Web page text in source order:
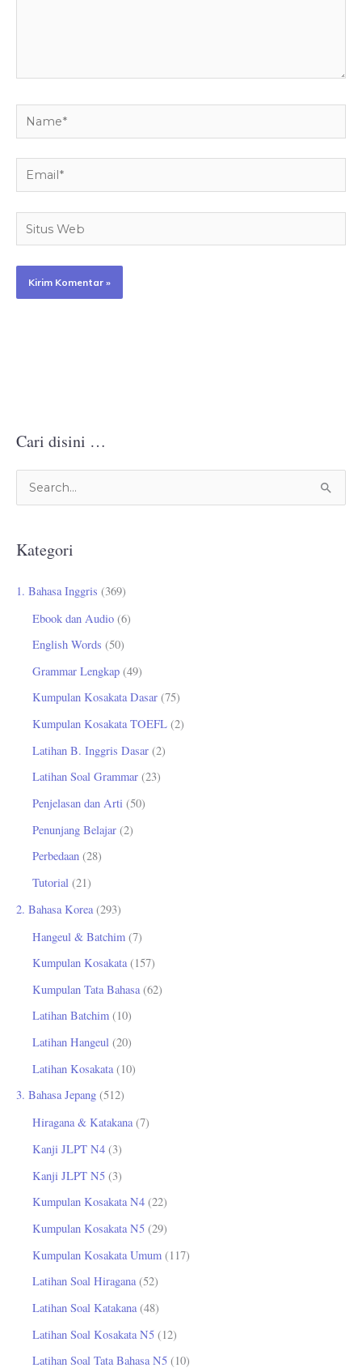
Name*
Email*
Situs
Web
Cari disini …
i
u
Kategori
1. Bahasa Inggris (369)
Ebook dan Audio (6)
English Words (50)
Grammar Lengkap (49)
Kumpulan Kosakata Dasar (75)
Kumpulan Kosakata TOEFL (2)
Latihan B. Inggris Dasar (2)
Latihan Soal Grammar (23)
Penjelasan dan Arti (50)
Penunjang Belajar (2)
Perbedaan (28)
Tutorial (21)
2. Bahasa Korea (293)
Hangeul & Batchim (7)
Kumpulan Kosakata(157)
Kumpulan Tata Bahasa(62)
Latihan Batchim (10)
Latihan Hangeul (20)
Latihan Kosakata (10)
3. Bahasa Jepang (512)
Hiragana & Katakana(7)
Kanji JLPT N4 (3)
Kanji JLPT N5 (3)
Kumpulan Kosakata N4 (22)
Kumpulan Kosakata N5 (29)
Kumpulan Kosakata Umum (117)
Latihan Soal Hiragana(52)
Latihan Soal Katakana(48)
Latihan Soal Kosakata N5 (12)
Latihan Soal Tata Bahasa N5 (10)